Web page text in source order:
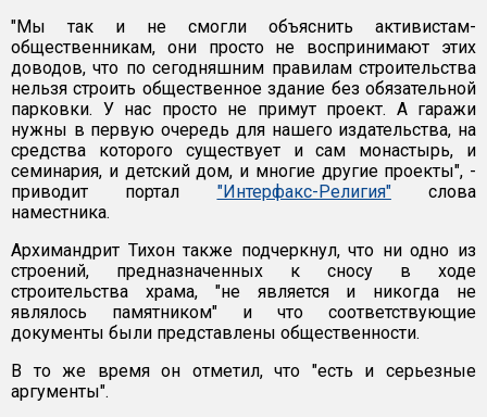
"Мы так и не смогли объяснить активистам-
общественникам, они просто не воспринимают этих
доводов, что по сегодняшним правилам строительства
нельзя строить общественное здание без обязательной
парковки. У нас просто не примут проект. А гаражи
нужны в первую очередь для нашего издательства, на
средства которого существует и сам монастырь, и
семинария, и детский дом, и многие другие проекты", -
приводит портал "Интерфакс-Религия"слова
наместника.
Архимандрит Тихон также подчеркнул, что ни одно из
строений, предназначенных к сносу в ходе
строительства храма, "не является и никогда не
являлось памятником" и что соответствующие
документы были представлены общественности.
В то же время он отметил, что "есть и серьезные
аргументы".